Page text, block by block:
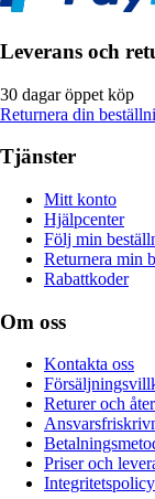
Leverans och
30 dagar öppet köp
Returnera din
Tjänster
Mitt konto
Hjälpcenter
Följ min
Returnera min
Rabattkoder
Om oss
Kontakta oss
Returer och
Priser och
Integritetspolicy